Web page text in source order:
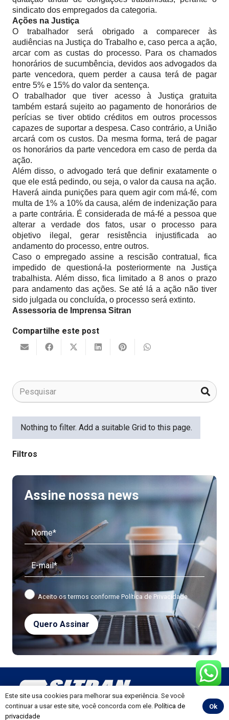
sindicato dos empregados da categoria.
Ações na Justiça
O trabalhador será obrigado a comparecer às
audiências na Justiça do Trabalho e, caso perca a ação,
arcar com as custas do processo. Para os chamados
honorários de sucumbência, devidos aos advogados da
parte vencedora, quem perder a causa terá de pagar
entre 5% e 15% do valor da sentença.
O trabalhador que tiver acesso à Justiça gratuita
também estará sujeito ao pagamento de honorários de
perícias se tiver obtido créditos em outros processos
capazes de suportar a despesa. Caso contrário, a União
arcará com os custos. Da mesma forma, terá de pagar
os honorários da parte vencedora em caso de perda da
ação.
Além disso, o advogado terá que definir exatamente o
que ele está pedindo, ou seja, o valor da causa na ação.
Haverá ainda punições para quem agir com má-fé, com
multa de 1% a 10% da causa, além de indenização para
a parte contrária. É considerada de má-fé a pessoa que
alterar a verdade dos fatos, usar o processo para
objetivo ilegal, gerar resistência injustificada ao
andamento do processo, entre outros.
Caso o empregado assine a rescisão contratual, fica
impedido de questioná-la posteriormente na Justiça
trabalhista. Além disso, fica limitado a 8 anos o prazo
para andamento das ações. Se até lá a ação não tiver
sido julgada ou concluída, o processo será extinto.
Assessoria de Imprensa Sitran
Compartilhe este post
Nothing to filter. Add a suitable Grid to this page.
Filtros
Assine nossa news
Aceito os termos conforme Política de Privacidade
Este site usa cookies para melhorar sua experiência. Se você
continuar a usar este site, você concorda com ele. Política de
privacidade
Ok